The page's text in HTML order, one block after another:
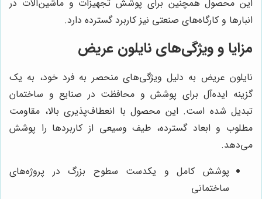
این محصول همچنین برای پوشش تجهیزات و ماشین‌آلات در
انبارها و کارگاه‌های صنعتی نیز کاربرد گسترده دارد.
مزایا و ویژگی‌های نایلون عریض
نایلون عریض به دلیل ویژگی‌های منحصر به فرد خود، به یک
گزینه ایده‌آل برای پوشش و محافظت در صنایع و ساختمان
تبدیل شده است. این محصول با انعطاف‌پذیری بالا، مقاومت
مطلوب و ابعاد گسترده، طیف وسیعی از کاربردها را پوشش
می‌دهد.
پوشش کامل و یکدست سطوح بزرگ در پروژه‌های
ساختمانی